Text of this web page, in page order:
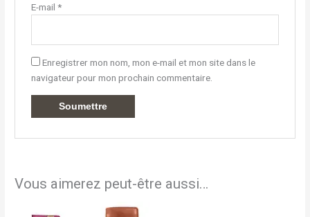
E-mail *
Enregistrer mon nom, mon e-mail et mon site dans le
navigateur pour mon prochain commentaire.
Vous aimerez peut-être aussi…
Plage